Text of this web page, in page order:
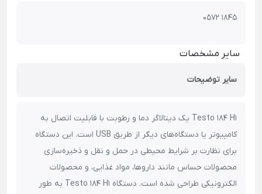
0572 1845
سایر مشخصات
سایر توضیحات
Testo 184 H1 یک دیتالاگر دما و رطوبت با قابلیت اتصال به
کامپیوتر یا دستگاه‌های دیگر از طریق USB است. این دستگاه
برای نظارت بر شرایط محیطی در حمل و نقل و ذخیره‌سازی
محصولات حساس مانند داروها، مواد غذایی، و محصولات
الکترونیکی طراحی شده است. دستگاه Testo 184 H1 به طور